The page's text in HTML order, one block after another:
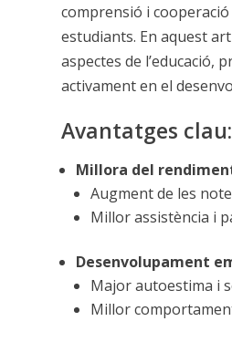
comprensió i
estudiants. En aquest
aspectes de l’educació,
activament en el
Avantatges clau:
Millora del
Augment de les
Millor assistència i
Desenvolupament
Major autoestima i
Millor